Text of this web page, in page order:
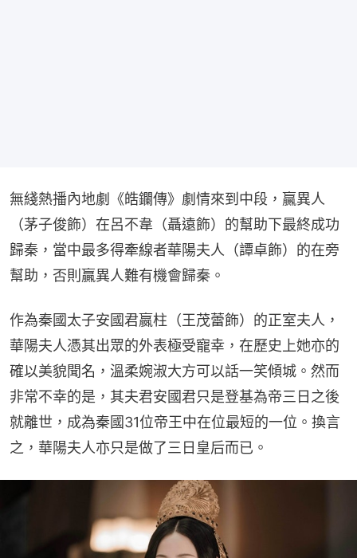
無綫熱播內地劇《皓鑭傳》劇情來到中段，贏異人
（茅子俊飾）在呂不韋（聶遠飾）的幫助下最終成功
歸秦，當中最多得牽線者華陽夫人（譚卓飾）的在旁
幫助，否則贏異人難有機會歸秦。
作為秦國太子安國君嬴柱（王茂蕾飾）的正室夫人，
華陽夫人憑其出眾的外表極受寵幸，在歷史上她亦的
確以美貌聞名，溫柔婉淑大方可以話一笑傾城。然而
非常不幸的是，其夫君安國君只是登基為帝三日之後
就離世，成為秦國31位帝王中在位最短的一位。換言
之，華陽夫人亦只是做了三日皇后而已。